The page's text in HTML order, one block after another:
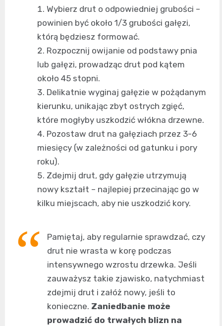
Wybierz drut o odpowiedniej grubości –
powinien być około 1/3 grubości gałęzi,
którą będziesz formować.
Rozpocznij owijanie od podstawy pnia
lub gałęzi, prowadząc drut pod kątem
około 45 stopni.
Delikatnie wyginaj gałęzie w pożądanym
kierunku, unikając zbyt ostrych zgięć,
które mogłyby uszkodzić włókna drzewne.
Pozostaw drut na gałęziach przez 3-6
miesięcy (w zależności od gatunku i pory
roku).
Zdejmij drut, gdy gałęzie utrzymują
nowy kształt – najlepiej przecinając go w
kilku miejscach, aby nie uszkodzić kory.
Pamiętaj, aby regularnie sprawdzać, czy
drut nie wrasta w korę podczas
intensywnego wzrostu drzewka. Jeśli
zauważysz takie zjawisko, natychmiast
zdejmij drut i załóż nowy, jeśli to
konieczne. Zaniedbanie może
prowadzić do trwałych blizn na